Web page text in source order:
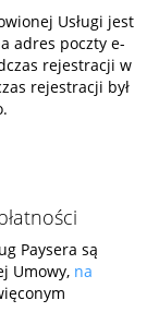
Usługi jest
adres poczty e-
rejestracji w
rejestracji był
Paysera są
Umowy, na